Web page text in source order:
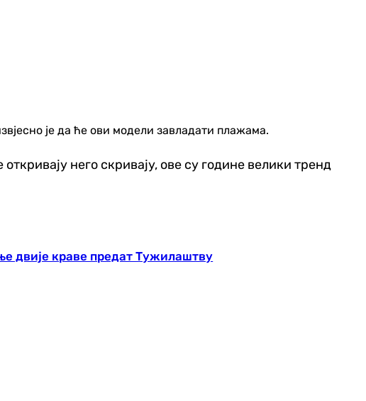
је да ће ови модели завладати плажама.
него скривају, ове су године велики тренд
двије краве предат Тужилаштву